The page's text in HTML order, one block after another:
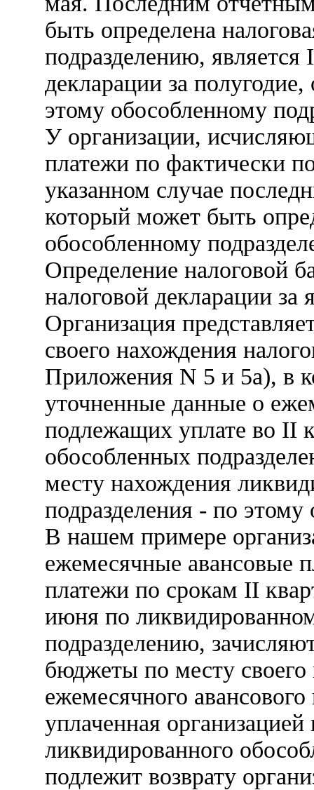
быть определена
подразделению, является
декларации за
этому обособленному
У организации,
платежи по фактически
указанном случае
который может быть
обособленному
Определение налоговой
налоговой декларации за
Организация
своего нахождения
Приложения N 5 и 5а), в
уточненные данные о
подлежащих уплате во II
обособленных
месту нахождения
подразделения - по
В нашем примере
ежемесячные авансовые
платежи по срокам II
июня по
подразделению,
бюджеты по месту
ежемесячного
уплаченная
ликвидированного
подлежит возврату